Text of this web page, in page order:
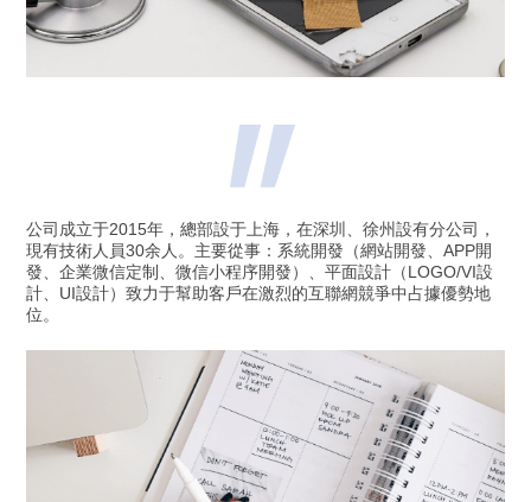
公司成立于2015年，總部設于上海，在深圳、徐州設有分公司，
現有技術人員30余人。主要從事：系統開發（網站開發、APP開
發、企業微信定制、微信小程序開發）、平面設計（LOGO/VI設
計、UI設計）致力于幫助客戶在激烈的互聯網競爭中占據優勢地
位。